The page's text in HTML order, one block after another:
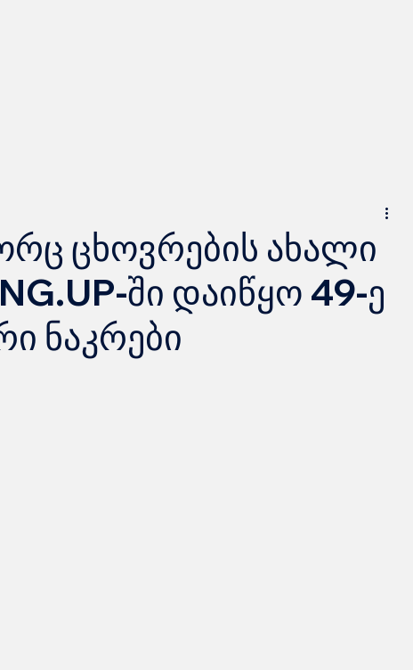
ცხოვრების ახალი
ში დაიწყო 49-ე
ნაკრები